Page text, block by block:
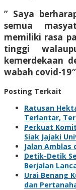
” Saya
semua
memiliki rasa
tinggi
kemerdekaan
wabah covid-
Posting Terkait
Ratusan
Terlantar,
Perkuat
Siak Jajaki
Jalan Amblas
Detik-Detik
Berjalan
Urai Benang
dan